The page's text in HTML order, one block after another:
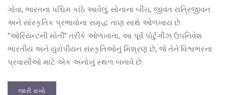
ગોવા, ભારતના પશ્ચિમ કાંઠે આવેલું, સોનાના બીચ, જીવંત રાત્રિજીવન
અને સાંસ્કૃતિક પ્રભાવોના સમૃદ્ધ તાણ સાથે ઓળખાય છે.
“ઓરિયન્ટની મોતી” તરીકે ઓળખાતા, આ પૂર્વ પોર્ટુગીઝ ઉપનિવેશ
ભારતીય અને યુરોપીયન સંસ્કૃતિઓનું મિશ્રણ છે, જે તેને વિશ્વભરના
પ્રવાસીઓ માટે એક અનોખું સ્થળ બનાવે છે.
જારી રાખો